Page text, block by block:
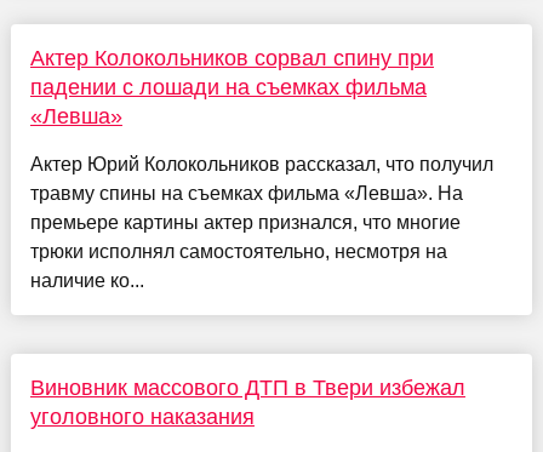
Актер Колокольников сорвал спину при
падении с лошади на съемках фильма
«Левша»
Актер Юрий Колокольников рассказал, что получил
травму спины на съемках фильма «Левша». На
премьере картины актер признался, что многие
трюки исполнял самостоятельно, несмотря на
наличие ко...
Виновник массового ДТП в Твери избежал
уголовного наказания